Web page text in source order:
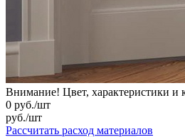
Внимание! Цвет, характеристики и
0 руб./шт
руб./шт
Рассчитать расход материалов